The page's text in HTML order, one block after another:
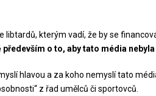
libtardů, kterým vadí, že by se
o to, aby tato média
hlavou a za koho nemyslí tato
z řad umělců či sportovců.